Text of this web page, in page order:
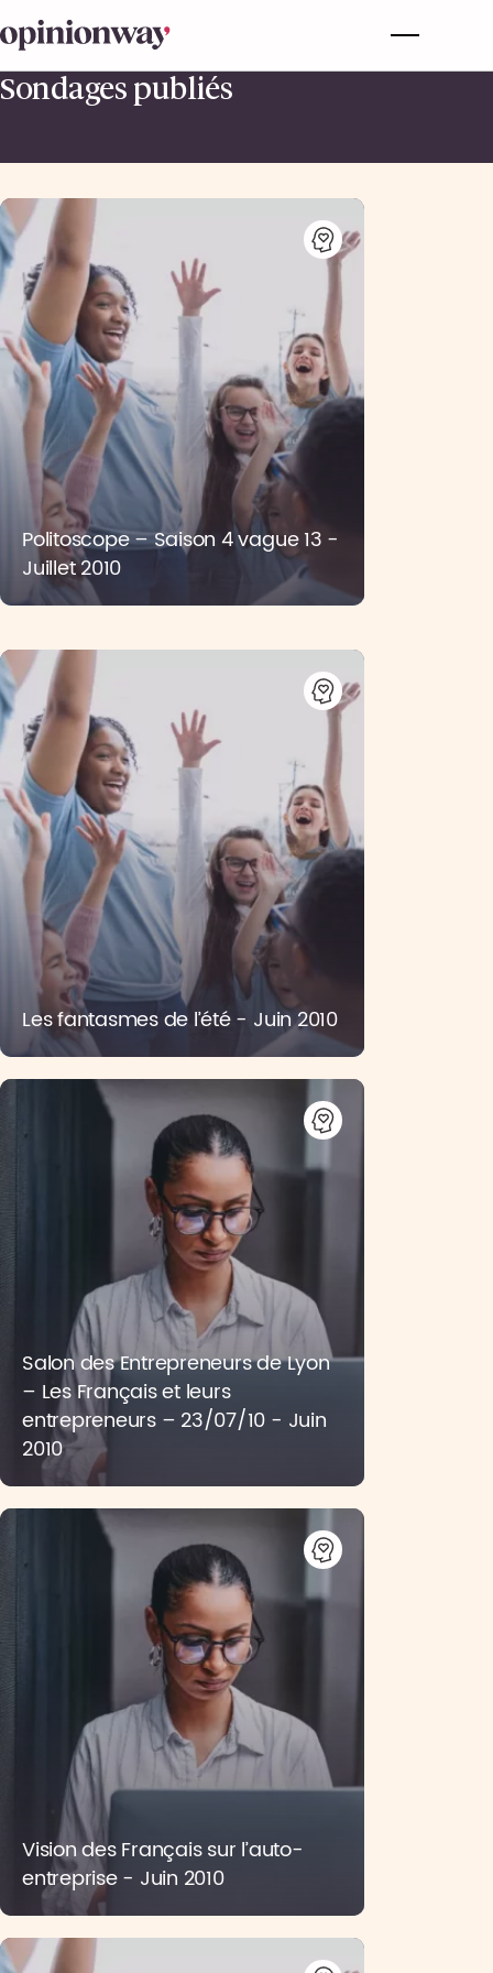
Sondages publiés
Politoscope – Saison 4 vague 13 -
Juillet 2010
Baromètre e-commerce des
petites entreprises – vague 1 -
Les fantasmes de l’été - Juin 2010
Salon des Entrepreneurs de Lyon
– Les Français et leurs
entrepreneurs – 23/07/10 - Juin
2010
Vision des Français sur l’auto-
entreprise - Juin 2010